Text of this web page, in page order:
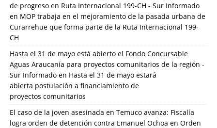
de progreso en Ruta Internacional 199-CH - Sur Informado
en MOP trabaja en el mejoramiento de la pasada urbana de
Curarrehue que forma parte de la Ruta Internacional 199-
CH
Hasta el 31 de mayo está abierto el Fondo Concursable
Aguas Araucanía para proyectos comunitarios de la región -
Sur Informado en Hasta el 31 de mayo estará
abierta postulación a financiamiento de
proyectos comunitarios
El caso de la joven asesinada en Temuco avanza: Fiscalía
logra orden de detención contra Emanuel Ochoa en Orden